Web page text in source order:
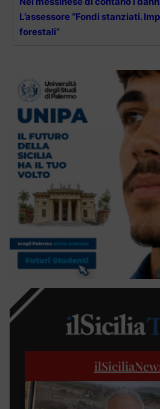
L’assessore “Fondi stanziati.
forestali”